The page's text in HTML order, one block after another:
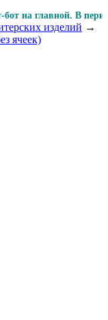
бот на
изделий →
ячеек)